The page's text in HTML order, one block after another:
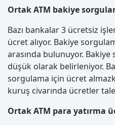
Ortak ATM bakiye
Bazı bankalar 3 ücretsiz
ücret alıyor. Bakiye
arasında bulunuyor.
düşük olarak belirleniyor.
sorgulama için ücret
kuruş civarında ücretler
Ortak ATM para yatırma